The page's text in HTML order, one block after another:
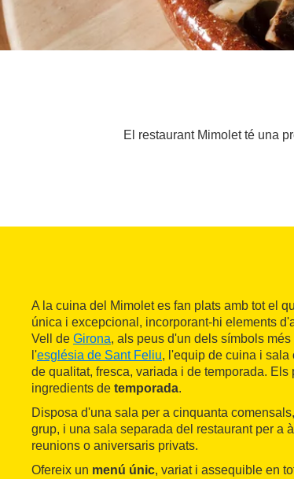
El restaurant Mimolet té una
A la cuina del Mimolet es fan plats amb tot el
única i excepcional, incorporant-hi elements
Vell de Girona, als peus d'un dels símbols
l'església de Sant Feliu, l'equip de cuina i sala
de qualitat, fresca, variada i de temporada.
ingredients de temporada.
Disposa d'una sala per a cinquanta
grup, i una sala separada del restaurant per a
reunions o aniversaris privats.
Ofereix un menú únic, variat i assequible en